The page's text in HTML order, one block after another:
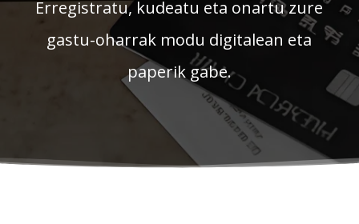
Erregistratu, kudeatu eta onartu zure
gastu-oharrak modu digitalean eta
paperik gabe.